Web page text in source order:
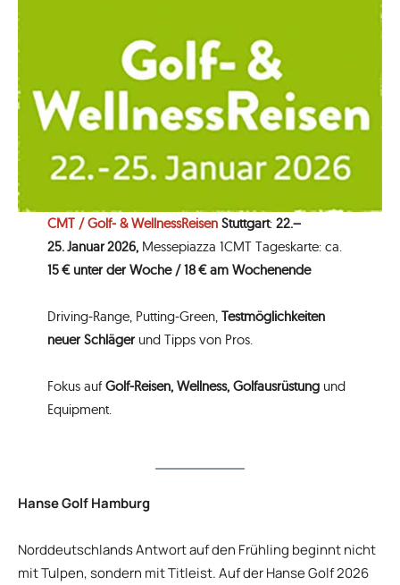
CMT / Golf‑ & WellnessReisenStuttgart: 22.–
25. Januar 2026, Messepiazza 1CMT Tageskarte: ca.
15 € unter der Woche / 18 € am Wochenende
Driving‑Range, Putting‑Green, Testmöglichkeiten
neuer Schlägerund Tipps von Pros.
Fokus aufGolf‑Reisen, Wellness, Golfausrüstungund
Equipment.
Hanse Golf Hamburg
Norddeutschlands Antwort auf den Frühling beginnt nicht
mit Tulpen, sondern mit Titleist. Auf der Hanse Golf 2026